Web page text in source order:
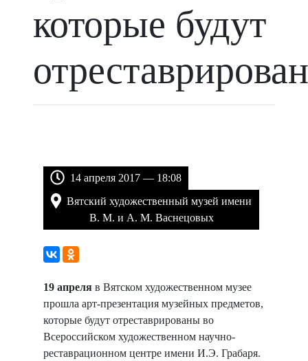
которые будут
14 апреля 2017 — 18:08
Вятский художественный музей имени
В. М. и А. М. Васнецовых
19 апреля в Вятском художественном музее
прошла арт-презентация музейных предметов,
которые будут отреставрированы во
Всероссийском художественном научно-
реставрационном центре имени И.Э. Грабаря.